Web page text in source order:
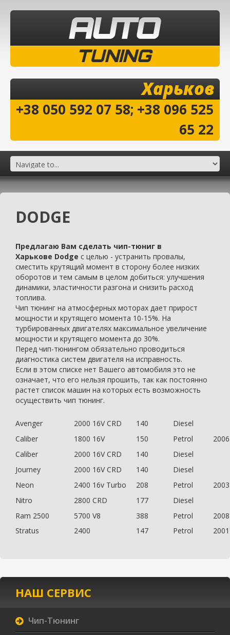
TUNING
Харьков
+38 050 592 07 58; +38 096 525
65 22
DODGE
Предлагаю Вам сделать чип-тюниг в
Харькове Dodge с целью - устранить провалы,
сместить крутящий момент в сторону более низких
оборотов и тем самым в целом добиться: улучшения
динамики, эластичности разгона и снизить расход
топлива.
Чип тюнинг на атмосферных моторах дает прирост
мощности и крутящего момента 10-15%. На
турбированных двигателях максимальное увеличение
мощности и крутящего момента до 30%.
Перед чип-тюнингом обязательно проводиться
диагностика систем двигателя на исправность.
Если в этом списке нет Вашего автомобиля это не
означает, что его нельзя прошить, так как постоянно
растет список машин на которых есть возможность
осуществить чип тюнинг.
Avenger 2000 16V CRD 140
Diesel
Caliber
1800 16V 150 Petrol
2006
Caliber
2000 16V CRD 140
Diesel
Journey
2000 16V CRD 140
Diesel
Neon
2400 16v Turbo 208 Petrol
2003
Nitro
2800 CRD 177
Diesel
Ram 2500
5700 V8 388 Petrol
2008
Stratus
2400 147 Petrol 2001
НАШ СЕРВИС
Чип-Тюнинг